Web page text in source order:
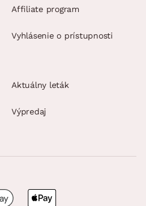
Affiliate program
Vyhlásenie o prístupnosti
Aktuálny leták
Výpredaj